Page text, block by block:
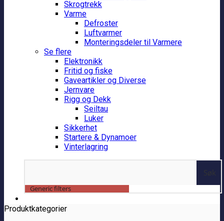
Skrogtrekk
Varme
Defroster
Luftvarmer
Monteringsdeler til Varmere
Se flere
Elektronikk
Fritid og fiske
Gaveartikler og Diverse
Jernvare
Rigg og Dekk
Seiltau
Luker
Sikkerhet
Startere & Dynamoer
Vinterlagring
Generic filters
Produktkategorier